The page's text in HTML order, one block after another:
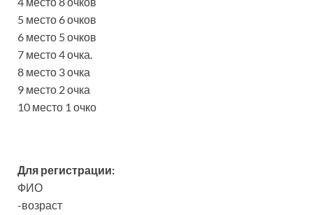
5 место 6 очков
6 место 5 очков
7 место 4 очка.
8 место 3 очка
9 место 2 очка
10 место 1 очко
Для регистрации:
ФИО
-возраст